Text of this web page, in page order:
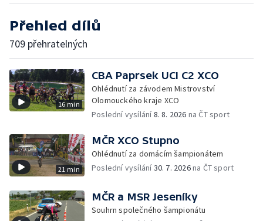
Přehled dílů
709 přehratelných
16 min
CBA Paprsek UCI C2 XCO
Ohlédnutí za závodem Mistrovství
Olomouckého kraje XCO
Poslední vysílání8. 8. 2026 na ČT sport
21 min
MČR XCO Stupno
Ohlédnutí za domácím šampionátem
Poslední vysílání30. 7. 2026na ČT sport
MČR a MSR Jeseníky
Souhrn společného šampionátu